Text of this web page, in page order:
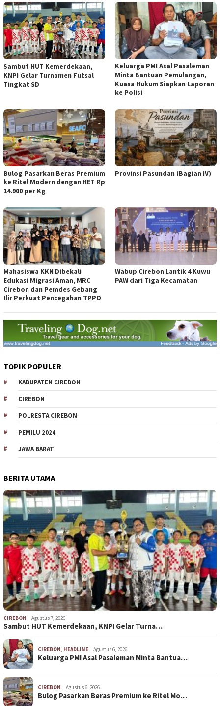
Sambut HUT Kemerdekaan,
KNPI Gelar Turnamen Futsal
Tingkat SD
Keluarga PMI Asal Pasaleman
Minta Bantuan Pemulangan,
Kuasa Hukum Siapkan Laporan
ke Polisi
Bulog Pasarkan Beras Premium
ke Ritel Modern dengan HET Rp
14.900 per Kg
Provinsi Pasundan (Bagian IV)
Mahasiswa KKN Dibekali
Edukasi Migrasi Aman, MRC
Cirebon dan Pemdes Gebang
Ilir Perkuat Pencegahan TPPO
Wabup Cirebon Lantik 4 Kuwu
PAW dari Tiga Kecamatan
TOPIK POPULER
KABUPATEN CIREBON
CIREBON
POLRESTA CIREBON
PEMILU 2024
JAWA BARAT
BERITA UTAMA
CIREBON Agustus 7, 2026
Sambut HUT Kemerdekaan, KNPI Gelar Turna…
CIREBON, HEADLINE Agustus 6, 2026
Keluarga PMI Asal Pasaleman Minta Bantua…
CIREBON Agustus 6, 2026
Bulog Pasarkan Beras Premium ke Ritel Mo…